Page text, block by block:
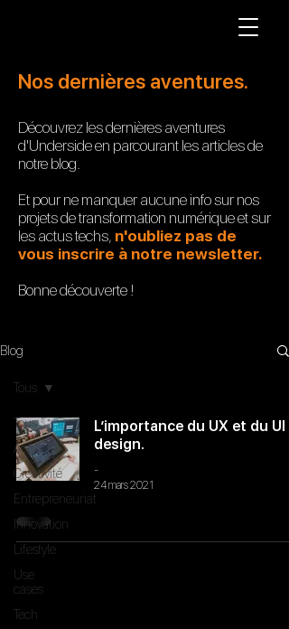
Nos dernières aventures.
Découvrez les dernières aventures
d'Underside en parcourant les articles de
notre blog.
Et pour ne manquer aucune info sur nos
projets de transformation numérique et sur
les actus techs, n'oubliez pas de
vous inscrire à notre newsletter.
Bonnedécouverte !
Blog
Tous
Actu
Créativité
Entrepreneuriat
Innovation
Lifestyle
Use
cases
Tech
Tous
L’importance du UX et du UI
design.
-
24 mars 2021